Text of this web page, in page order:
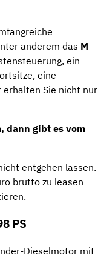
anderem das M
ein
eine
erhalten Sie nicht nur
dann gibt es vom
entgehen lassen.
brutto zu leasen
PS
Dieselmotor mit